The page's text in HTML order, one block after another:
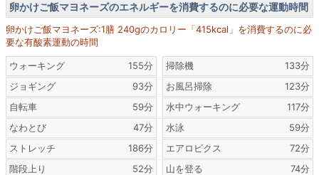
卵かけご飯マヨネーズのエネルギーを消費するのに必要な運動時間
卵かけご飯マヨネーズ:1膳 240gのカロリー「415kcal」を消費するのに必
要な有酸素運動の時間
ウォーキング
155分
ジョギング
93分
自転車
59分
なわとび
47分
ストレッチ
186分
階段上り
52分
掃除機
133分
お風呂掃除
123分
水中ウォーキング
117分
水泳
59分
エアロビクス
72分
山を登る
74分